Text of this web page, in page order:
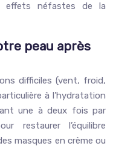
effets néfastes de la
peau après
difficiles (vent, froid,
à l’hydratation
une à deux fois par
restaurer l’équilibre
masques en crème ou